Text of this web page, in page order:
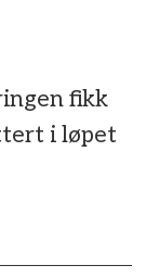
fikk
i løpet